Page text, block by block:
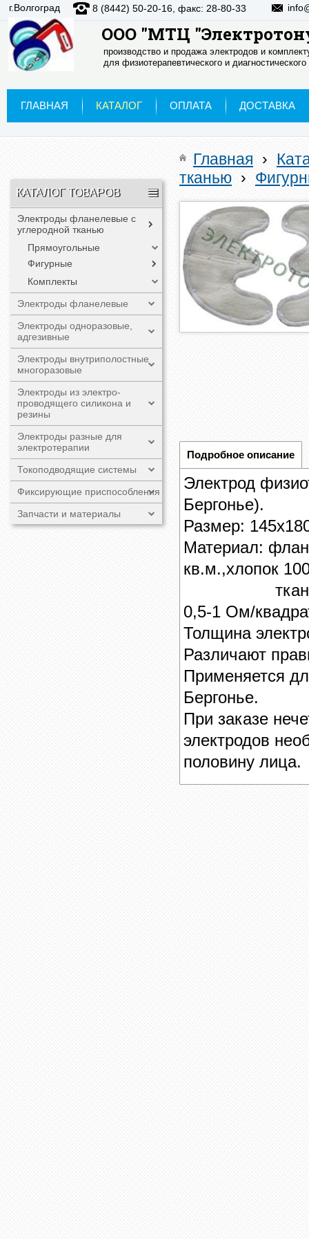
ООО "МТЦ
производство и продажа электродов и
для физиотерапевтического и
г.Волгоград 8 (8442) 50-20-16, факс: 28-80-33
ГЛАВНАЯ КАТАЛОГ ОПЛАТА ДОСТАВКА
КАТАЛОГ ТОВАРОВ
Электроды фланелевые с
углеродной тканью
Прямоугольные
Фигурные
Комплекты
Электроды фланелевые
Электроды одноразовые,
адгезивные
Электроды внутриполостные
многоразовые
Электроды из электро-
проводящего силикона и
резины
Электроды разные для
электротерапии
Токоподводящие системы
Фиксирующие приспособления
Запчасти и материалы
Главная ›
тканью ›
Подробное описание
Электрод
Бергонье). ​
Размер:
Материал:
кв.м.,хлопок
ткань
0,5-1 Ом/
Толщина
​Различают
Применяется
Бергонье.
При заказе
электродов
половину лица.